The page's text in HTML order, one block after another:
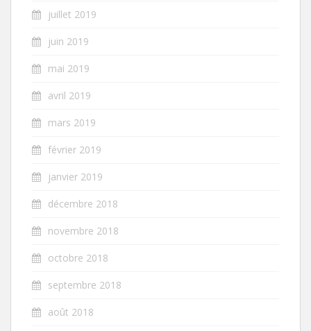
juillet 2019
juin 2019
mai 2019
avril 2019
mars 2019
février 2019
janvier 2019
décembre 2018
novembre 2018
octobre 2018
septembre 2018
août 2018